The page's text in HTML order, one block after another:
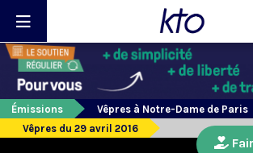
Émissions
Vêpres à Notre-Dame de Paris
Vêpres du 29 avril 2016